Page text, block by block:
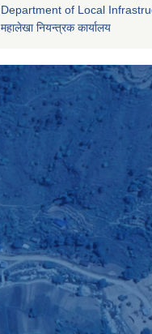
Department of Local
महालेखा नियन्त्रक कार्यालय